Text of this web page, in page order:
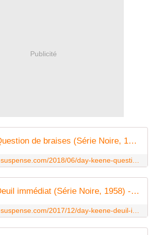
Publicité
Day Keene : Question de braises (Série Noire, 1956) - Le blog de Claude LE NOCHER
Day Keene : Deuil immédiat (Série Noire, 1958) - Le blog de Claude LE NOCHER